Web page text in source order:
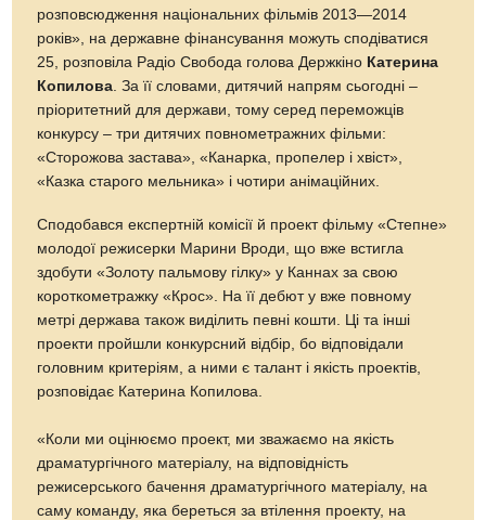
розповсюдження національних фільмів 2013—2014
років», на державне фінансування можуть сподіватися
25, розповіла Радіо Свобода голова Держкіно Катерина
Копилова . За її словами, дитячий напрям сьогодні –
пріоритетний для держави, тому серед переможців
конкурсу – три дитячих повнометражних фільми:
«Сторожова застава», «Канарка, пропелер і хвіст»,
«Казка старого мельника» і чотири анімаційних.
Сподобався експертній комісії й проект фільму «Степне»
молодої режисерки Марини Вроди, що вже встигла
здобути «Золоту пальмову гілку» у Каннах за свою
короткометражку «Крос». На її дебют у вже повному
метрі держава також виділить певні кошти. Ці та інші
проекти пройшли конкурсний відбір, бо відповідали
головним критеріям, а ними є талант і якість проектів,
розповідає Катерина Копилова.
«Коли ми оцінюємо проект, ми зважаємо на якість
драматургічного матеріалу, на відповідність
режисерського бачення драматургічного матеріалу, на
саму команду, яка береться за втілення проекту, на